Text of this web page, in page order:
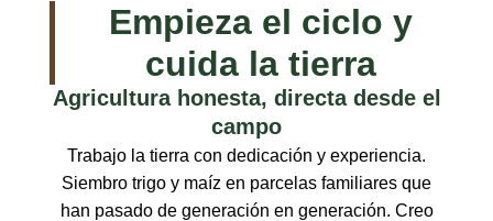
Empieza el ciclo y
cuida la tierra
Agricultura honesta, directa desde el
campo
Trabajo la tierra con dedicación y experiencia.
Siembro trigo y maíz en parcelas familiares que
han pasado de generación en generación. Creo